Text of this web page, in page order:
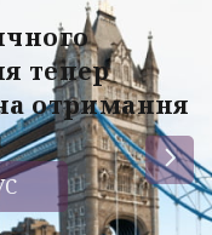
тепер
отримання